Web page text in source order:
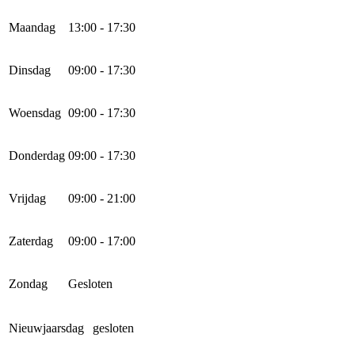
Maandag 13:00 - 17:30
Dinsdag 09:00 - 17:30
Woensdag 09:00 - 17:30
Donderdag 09:00 - 17:30
Vrijdag 09:00 - 21:00
Zaterdag 09:00 - 17:00
Zondag Gesloten
Nieuwjaarsdag gesloten